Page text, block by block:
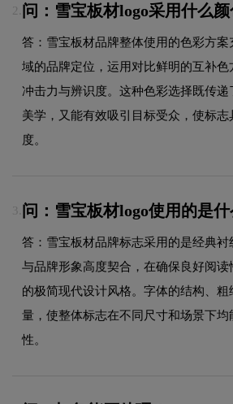
2. 问：雪宝板材logo采用什么颜
答：雪宝板材品牌整体使用的色彩方
域的品牌定位，运用对比鲜明的互补
冲击力与辨识度。这种色彩选择既传
美学，又能有效吸引目标受众，使标
度。
3. 问：雪宝板材logo使用的是什
答：雪宝板材品牌标志采用的是经典
与品牌形象高度契合，在确保良好阅
的极简现代设计风格。字体的结构、
量，使整体标志在不同尺寸和场景下均
性。